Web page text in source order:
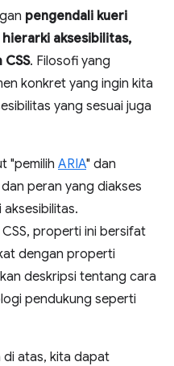
pengendali kueri
aksesibilitas,
. Filosofi yang
konkret yang ingin kita
yang sesuai juga
"pemilih ARIA" dan
peran yang diakses
properti ini bersifat
dengan properti
deskripsi tentang cara
pendukung seperti
di atas, kita dapat